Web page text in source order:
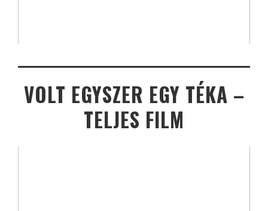
VOLT EGYSZER EGY TÉKA –
TELJES FILM